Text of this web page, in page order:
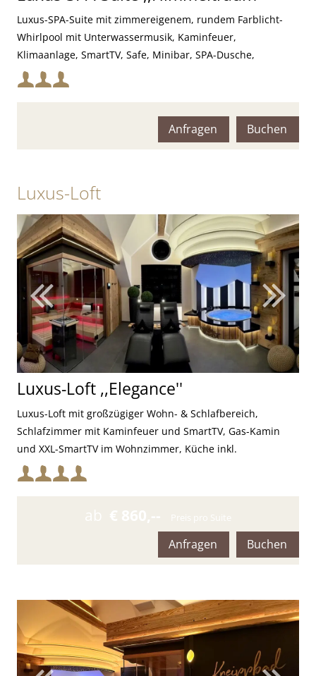
Luxus-SPA-Suite mit zimmereigenem, rundem Farblicht-
Whirlpool mit Unterwassermusik, Kaminfeuer,
Klimaanlage, SmartTV, Safe, Minibar, SPA-Dusche,
Farblichttherapie und finnischer Sauna mit Kneipp-Fußbad
Mindestbelegung:
Buchen
Anfragen
Luxus-Loft
Luxus-Loft ,,Elegance''
Luxus-Loft mit großzügiger Wohn- & Schlafbereich,
Schlafzimmer mit Kaminfeuer und SmartTV, Gas-Kamin
und XXL-SmartTV im Wohnzimmer, Küche inkl.
hochwertiger Ausstattung, Sonos-Soundsystem im
gesamten Loft, digitale SmartHome-Lichtsteuerung, zwei
Ambienteeinstellungen, Farblichtbeleuchtung im gesamten
Loft, Spa-Erlebnisdusche mit Vogelzwitschern und
Mangoduft, Eisbrunnen, Kneipp-Fußbad, Infrarot-
Mindestbelegung:
Maximalbelegung:
ab € 860,-- Preis pro Suite
Buchen
Anfragen